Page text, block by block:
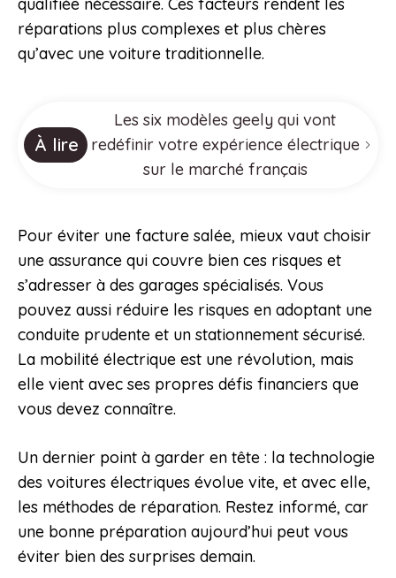
qualifiée nécessaire. Ces facteurs rendent les
réparations plus complexes et plus chères
qu’avec une voiture traditionnelle.
À lire
Les six modèles geely qui vont
redéfinir votre expérience électrique
sur le marché français
Pour éviter une facture salée, mieux vaut choisir
une assurance qui couvre bien ces risques et
s’adresser à des garages spécialisés. Vous
pouvez aussi réduire les risques en adoptant une
conduite prudente et un stationnement sécurisé.
La mobilité électrique est une révolution, mais
elle vient avec ses propres défis financiers que
vous devez connaître.
Un dernier point à garder en tête : la technologie
des voitures électriques évolue vite, et avec elle,
les méthodes de réparation. Restez informé, car
une bonne préparation aujourd’hui peut vous
éviter bien des surprises demain.